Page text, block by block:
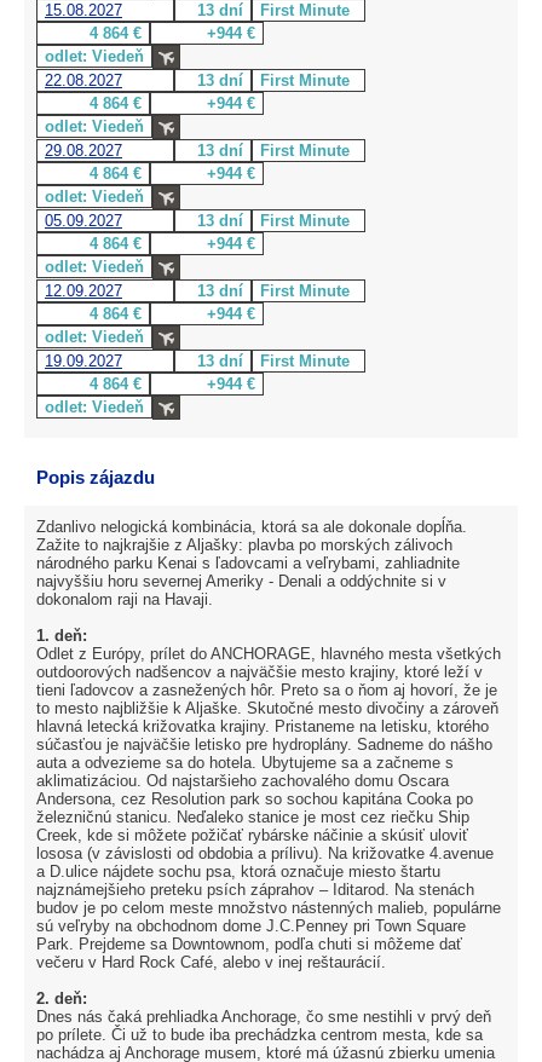
15.08.2027
13 dní
First Minute
4 864 €
+944 €
odlet: Viedeň
22.08.2027
13 dní
First Minute
4 864 €
+944 €
odlet: Viedeň
29.08.2027
13 dní
First Minute
4 864 €
+944 €
odlet: Viedeň
05.09.2027
13 dní
First Minute
4 864 €
+944 €
odlet: Viedeň
12.09.2027
13 dní
First Minute
4 864 €
+944 €
odlet: Viedeň
19.09.2027
13 dní
First Minute
4 864 €
+944 €
odlet: Viedeň
Popis zájazdu
Zdanlivo nelogická kombinácia, ktorá sa ale dokonale dopĺňa.
Zažite to najkrajšie z Aljašky: plavba po morských zálivoch
národného parku Kenai s ľadovcami a veľrybami, zahliadnite
najvyššiu horu severnej Ameriky - Denali a oddýchnite si v
dokonalom raji na Havaji.
1. deň:
Odlet z Európy, prílet do ANCHORAGE, hlavného mesta všetkých
outdoorových nadšencov a najväčšie mesto krajiny, ktoré leží v
tieni ľadovcov a zasnežených hôr. Preto sa o ňom aj hovorí, že je
to mesto najbližšie k Aljaške. Skutočné mesto divočiny a zároveň
hlavná letecká križovatka krajiny. Pristaneme na letisku, ktorého
súčasťou je najväčšie letisko pre hydroplány. Sadneme do nášho
auta a odvezieme sa do hotela. Ubytujeme sa a začneme s
aklimatizáciou. Od najstaršieho zachovalého domu Oscara
Andersona, cez Resolution park so sochou kapitána Cooka po
železničnú stanicu. Neďaleko stanice je most cez riečku Ship
Creek, kde si môžete požičať rybárske náčinie a skúsiť uloviť
lososa (v závislosti od obdobia a prílivu). Na križovatke 4.avenue
a D.ulice nájdete sochu psa, ktorá označuje miesto štartu
najznámejšieho preteku psích záprahov – Iditarod. Na stenách
budov je po celom meste množstvo nástenných malieb, populárne
sú veľryby na obchodnom dome J.C.Penney pri Town Square
Park. Prejdeme sa Downtownom, podľa chuti si môžeme dať
večeru v Hard Rock Café, alebo v inej reštaurácií.
2. deň:
Dnes nás čaká prehliadka Anchorage, čo sme nestihli v prvý deň
po prílete. Či už to bude iba prechádzka centrom mesta, kde sa
nachádza aj Anchorage musem, ktoré má úžasnú zbierku umenia